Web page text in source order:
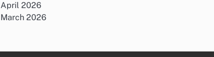
April 2026
March 2026